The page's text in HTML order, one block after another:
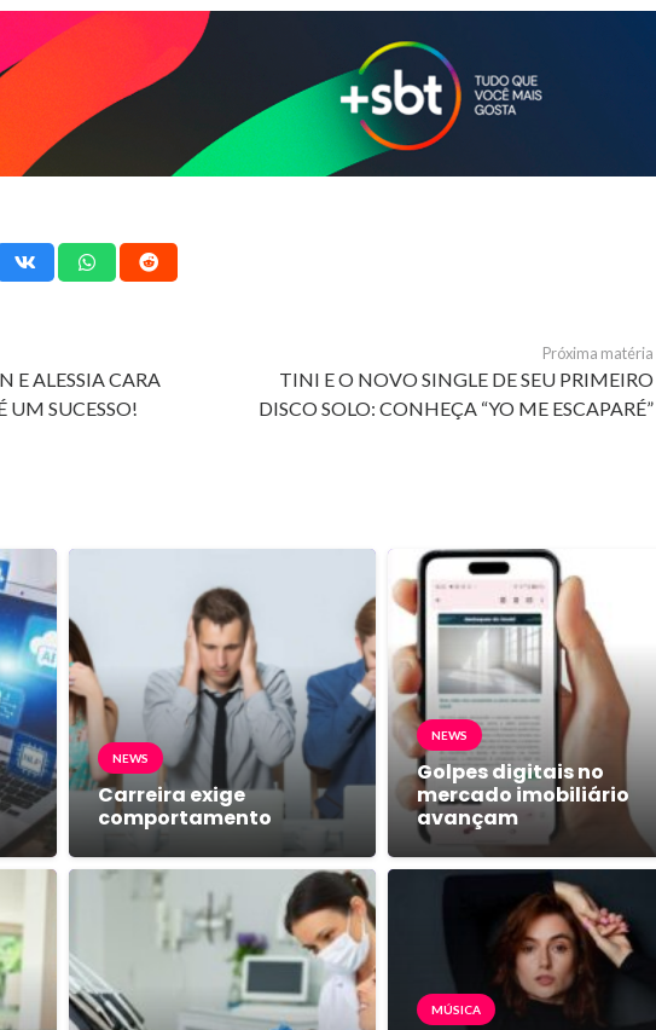
E ALESSIA CARA
UM SUCESSO!
Próxima matéria
TINI E O NOVO SINGLE DE SEU PRIMEIRO
DISCO SOLO: CONHEÇA “YO ME ESCAPARÉ”
NEWS
Carreira exige
comportamento
NEWS
Golpes digitais no
mercado imobiliário
avançam
MÚSICA